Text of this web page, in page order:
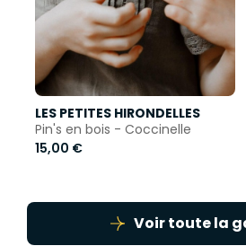
LES PETITES HIRONDELLES
Pin's en bois - Coccinelle
15,00 €
Voir toute la